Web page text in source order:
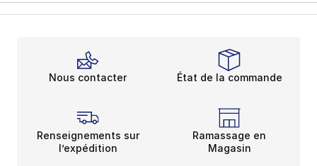
Nous contacter État de la commande
Renseignements sur
l’expédition
Ramassage en
Magasin